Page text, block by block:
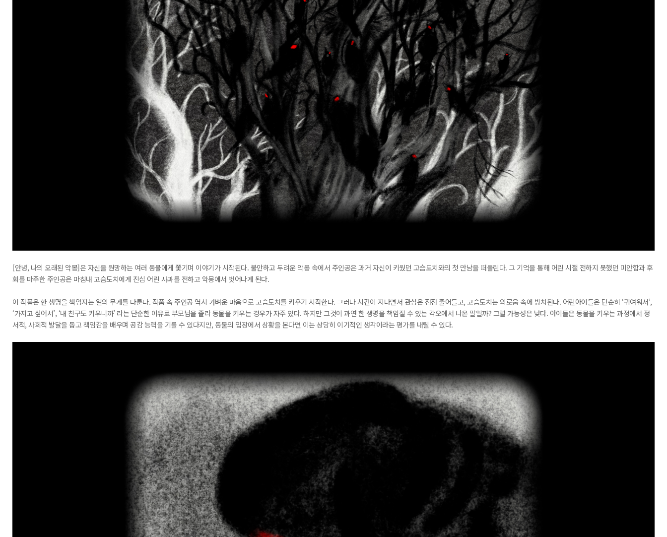
[안녕, 나의 오래된 악몽]은 자신을 원망하는 여러 동물에게 쫓기며 이야기가 시작된다. 불안하고 두려운 악몽 속에서 주인공은 과거 자신이 키웠던 고슴도치와의 첫 만남을 떠올린다. 그 기억을 통해 어린 시절 전하지 못했던 미안함과 후
회를 마주한 주인공은 마침내 고슴도치에게 진심 어린 사과를 전하고 악몽에서 벗어나게 된다.
이 작품은 한 생명을 책임지는 일의 무게를 다룬다. 작품 속 주인공 역시 가벼운 마음으로 고슴도치를 키우기 시작한다. 그러나 시간이 지나면서 관심은 점점 줄어들고, 고슴도치는 외로움 속에 방치된다. 어린아이들은 단순히 ‘귀여워서’,
‘가지고 싶어서’, ‘내 친구도 키우니까’ 라는 단순한 이유로 부모님을 졸라 동물을 키우는 경우가 자주 있다. 하지만 그것이 과연 한 생명을 책임질 수 있는 각오에서 나온 말일까? 그럴 가능성은 낮다. 아이들은 동물을 키우는 과정에서 정
서적, 사회적 발달을 돕고 책임감을 배우며 공감 능력을 기를 수 있다지만, 동물의 입장에서 상황을 본다면 이는 상당히 이기적인 생각이라는 평가를 내릴 수 있다.